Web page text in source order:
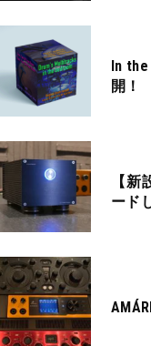
In
開！
【
ード